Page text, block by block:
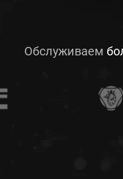
Обслуживаем
ОБСЛУЖИВАНИЕ